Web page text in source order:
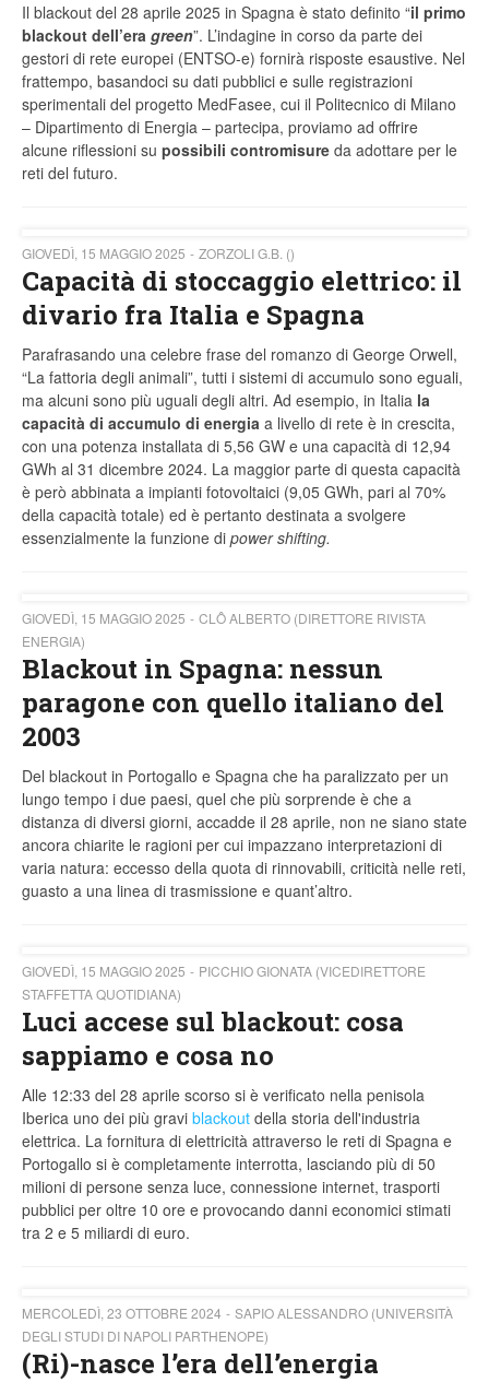
Il blackout del 28 aprile 2025 in Spagna è stato definito “il primo
blackout dell’era green”. L’indagine in corso da parte dei
gestori di rete europei (ENTSO-e) fornirà risposte esaustive. Nel
frattempo, basandoci su dati pubblici e sulle registrazioni
sperimentali del progetto MedFasee, cui il Politecnico di Milano
– Dipartimento di Energia – partecipa, proviamo ad offrire
alcune riflessioni su possibili contromisure da adottare per le
reti del futuro.
GIOVEDÌ, 15 MAGGIO 2025 ZORZOLI G.B. ()
Capacità di stoccaggio elettrico: il
divario fra Italia e Spagna
Parafrasando una celebre frase del romanzo di George Orwell,
“La fattoria degli animali”, tutti i sistemi di accumulo sono eguali,
ma alcuni sono più uguali degli altri. Ad esempio, in Italia la
capacità di accumulo di energia a livello di rete è in crescita,
con una potenza installata di 5,56 GW e una capacità di 12,94
GWh al 31 dicembre 2024. La maggior parte di questa capacità
è però abbinata a impianti fotovoltaici (9,05 GWh, pari al 70%
della capacità totale) ed è pertanto destinata a svolgere
essenzialmente la funzione di power shifting.
GIOVEDÌ, 15 MAGGIO 2025
CLÔ ALBERTO (DIRETTORE RIVISTA
ENERGIA)
Blackout in Spagna: nessun
paragone con quello italiano del
2003
Del blackout in Portogallo e Spagna che ha paralizzato per un
lungo tempo i due paesi, quel che più sorprende è che a
distanza di diversi giorni, accadde il 28 aprile, non ne siano state
ancora chiarite le ragioni per cui impazzano interpretazioni di
varia natura: eccesso della quota di rinnovabili, criticità nelle reti,
guasto a una linea di trasmissione e quant’altro.
GIOVEDÌ, 15 MAGGIO 2025
PICCHIO GIONATA (VICEDIRETTORE
STAFFETTA QUOTIDIANA)
Luci accese sul blackout: cosa
sappiamo e cosa no
Alle 12:33 del 28 aprile scorso si è verificato nella penisola
Iberica uno dei più gravi blackout della storia dell'industria
elettrica. La fornitura di elettricità attraverso le reti di Spagna e
Portogallo si è completamente interrotta, lasciando più di 50
milioni di persone senza luce, connessione internet, trasporti
pubblici per oltre 10 ore e provocando danni economici stimati
tra 2 e 5 miliardi di euro.
MERCOLEDÌ, 23 OTTOBRE 2024
SAPIO ALESSANDRO (UNIVERSITÀ
DEGLI STUDI DI NAPOLI PARTHENOPE)
(Ri)-nasce l’era dell’energia